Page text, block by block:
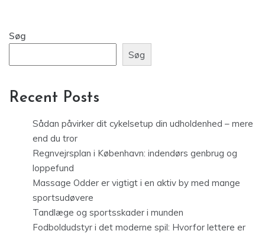
Søg
Søg
Recent Posts
Sådan påvirker dit cykelsetup din udholdenhed – mere
end du tror
Regnvejrsplan i København: indendørs genbrug og
loppefund
Massage Odder er vigtigt i en aktiv by med mange
sportsudøvere
Tandlæge og sportsskader i munden
Fodboldudstyr i det moderne spil: Hvorfor lettere er